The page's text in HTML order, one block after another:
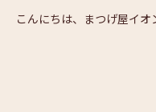
こんにちは、まつげ屋イオ